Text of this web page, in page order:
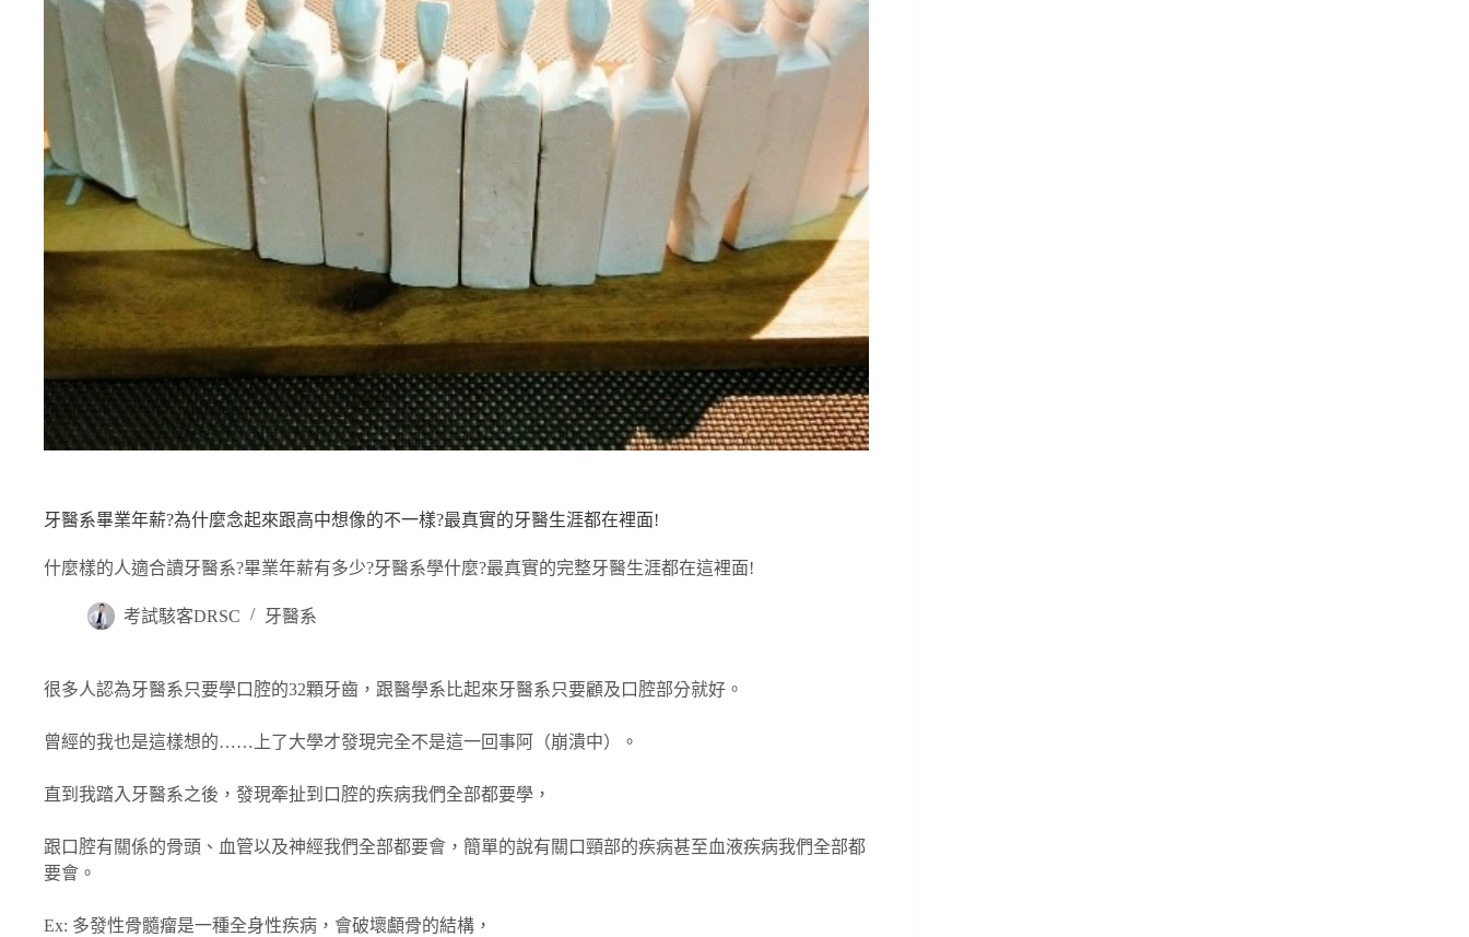
牙醫系畢業年薪?為什麼念起來跟高中想像的不一樣?最真實的牙醫生涯都在裡面!
什麼樣的人適合讀牙醫系?畢業年薪有多少?牙醫系學什麼?最真實的完整牙醫生涯都在這裡面!
考試駭客DRSC 牙醫系
很多人認為牙醫系只要學口腔的32顆牙齒，跟醫學系比起來牙醫系只要顧及口腔部分就好。
曾經的我也是這樣想的……上了大學才發現完全不是這一回事阿（崩潰中）。
直到我踏入牙醫系之後，發現牽扯到口腔的疾病我們全部都要學，
跟口腔有關係的骨頭、血管以及神經我們全部都要會，簡單的說有關口頸部的疾病甚至血液疾病我們全部都
要會。
Ex: 多發性骨髓瘤是一種全身性疾病，會破壞顱骨的結構，